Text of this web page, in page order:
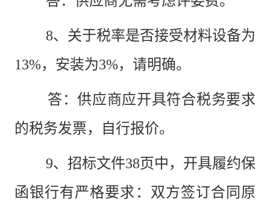
8、关于税率是否接受材料设备为
13%，安装为3%，请明确。
答：供应商应开具符合税务要求
的税务发票，自行报价。
9、招标文件38页中，开具履约保
函银行有严格要求：双方签订合同原